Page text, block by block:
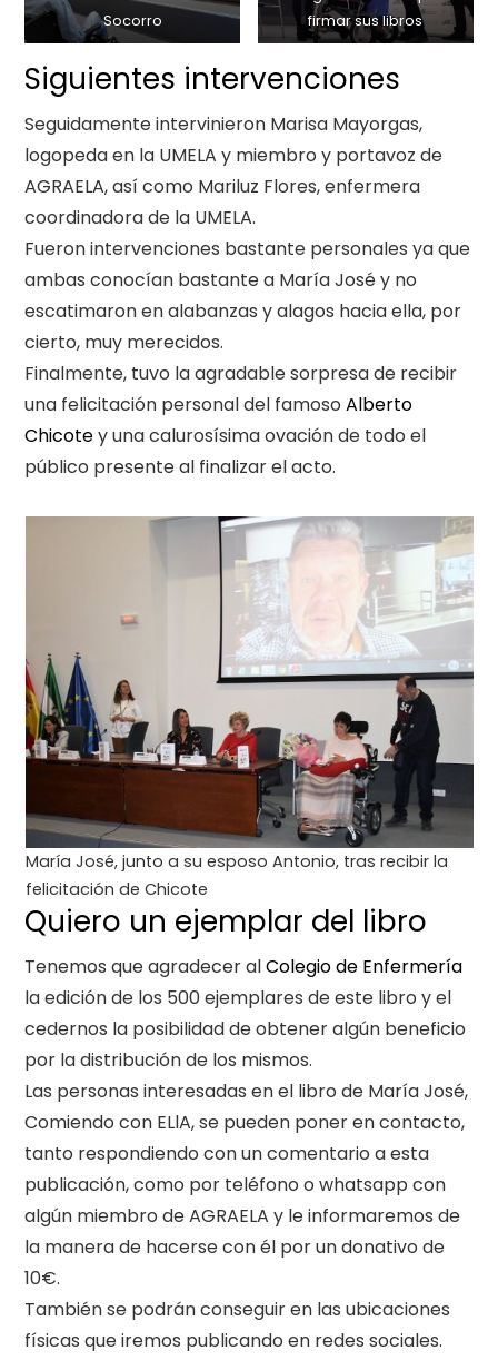
Socorro
firmar sus libros
Siguientes intervenciones
Seguidamente intervinieron Marisa Mayorgas,
logopeda en la UMELA y miembro y portavoz de
AGRAELA, así como Mariluz Flores, enfermera
coordinadora de la UMELA.
Fueron intervenciones bastante personales ya que
ambas conocían bastante a María José y no
escatimaron en alabanzas y alagos hacia ella, por
cierto, muy merecidos.
Finalmente, tuvo la agradable sorpresa de recibir
una felicitación personal del famosoAlberto
Chicotey una calurosísima ovación de todo el
público presente al finalizar el acto.
María José, junto a su esposo Antonio, tras recibir la
felicitación de Chicote
Quiero un ejemplar del libro
Tenemos que agradecer alColegio de Enfermería
la edición de los 500 ejemplares de este libro y el
cedernos la posibilidad de obtener algún beneficio
por la distribución de los mismos.
Las personas interesadas en el libro de María José,
Comiendo con ELlA, se pueden poner en contacto,
tanto respondiendo con un comentario a esta
publicación, como por teléfono o whatsapp con
algún miembro de AGRAELA y le informaremos de
la manera de hacerse con él por un donativo de
10€.
También se podrán conseguir en las ubicaciones
físicas que iremos publicando en redes sociales.